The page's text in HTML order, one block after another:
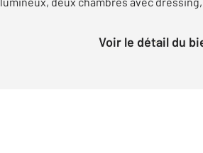
Voir le détail du